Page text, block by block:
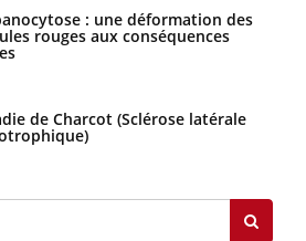
: une déformation des
rouges aux conséquences
de Charcot (Sclérose latérale